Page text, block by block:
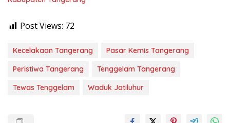
Post Views: 72
Kecelakaan Tangerang
Pasar Kemis Tangerang
Peristiwa Tangerang
Tenggelam Tangerang
Tewas Tenggelam
Waduk Jatiluhur